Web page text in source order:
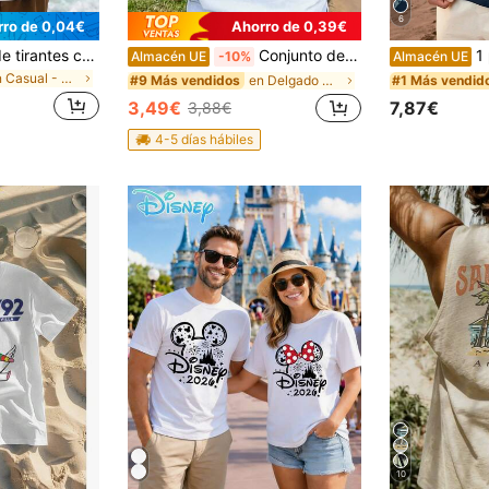
de 0,04€
1 pieza Camiseta de tirantes casual de cuello redondo con estampado de verano para hombre
en Casual - Casual de vacaciones Camisetas sin man
Ahorro de 0,39€
Almacén UE -10% Conjunto de verano para hombre 2026, camiseta estilo sardina retro,camiseta estampada informal para hombre, 100% algodón, estilo vintage, ropa urbana, ropa de verano, corte holgado e informa
#9 Más vendidos en Delgado Camisetas de hombre
3,49€ 3,88€
4-5 días hábiles
6
Almacén UE 1 pieza
#1 Más
7,87€
10